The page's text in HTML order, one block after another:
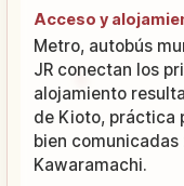
Acceso y
Metro, autobús
JR conectan los
alojamiento
de Kioto, práctica
bien comunicadas
Kawaramachi.